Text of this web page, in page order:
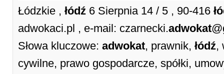
Łódzkie , łódź 6 Sierpnia 14 / 5 , 90-416
adwokaci.pl , e-mail: czarnecki.adwokat
Słowa kluczowe: adwokat, prawnik, łódź,
cywilne, prawo gospodarcze, spółki,